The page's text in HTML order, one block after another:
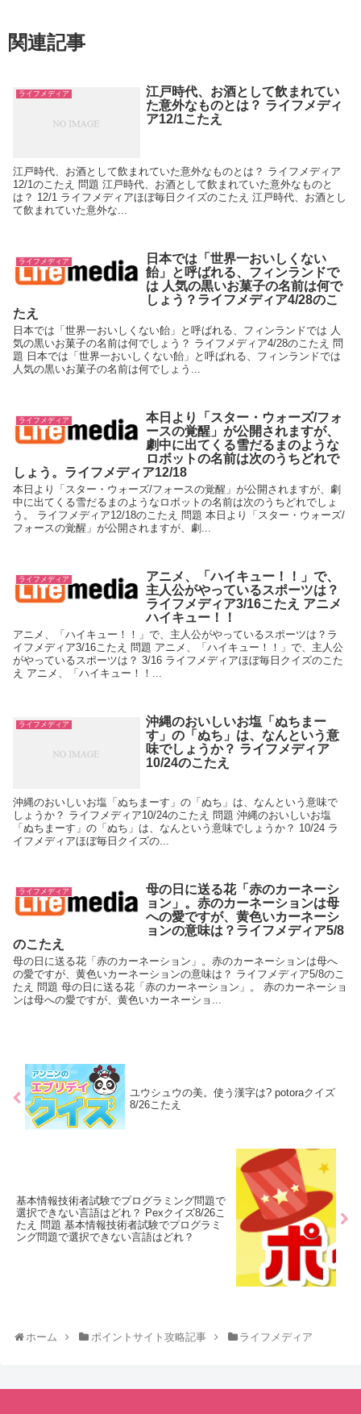
関連記事
ライフメディア
江戸時代、お酒として飲まれてい
た意外なものとは？ ライフメディ
ア12/1こたえ
江戸時代、お酒として飲まれていた意外なものとは？ ライフメディア
12/1のこたえ 問題 江戸時代、お酒として飲まれていた意外なものと
は？ 12/1 ライフメディアほぼ毎日クイズのこたえ 江戸時代、お酒とし
て飲まれていた意外な...
ライフメディア
日本では「世界一おいしくない
飴」と呼ばれる、フィンランドで
は 人気の黒いお菓子の名前は何で
しょう？ライフメディア4/28のこ
たえ
日本では「世界一おいしくない飴」と呼ばれる、フィンランドでは 人
気の黒いお菓子の名前は何でしょう？ ライフメディア4/28のこたえ 問
題 日本では「世界一おいしくない飴」と呼ばれる、フィンランドでは
人気の黒いお菓子の名前は何でしょう...
ライフメディア
本日より「スター・ウォーズ/フォ
ースの覚醒」が公開されますが、
劇中に出てくる雪だるまのような
ロボットの名前は次のうちどれで
しょう。ライフメディア12/18
本日より「スター・ウォーズ/フォースの覚醒」が公開されますが、劇
中に出てくる雪だるまのようなロボットの名前は次のうちどれでしょ
う。 ライフメディア12/18のこたえ 問題 本日より「スター・ウォーズ/
フォースの覚醒」が公開されますが、劇...
ライフメディア
アニメ、「ハイキュー！！」で、
主人公がやっているスポーツは？
ライフメディア3/16こたえ アニメ
ハイキュー！！
アニメ、「ハイキュー！！」で、主人公がやっているスポーツは？ラ
イフメディア3/16こたえ 問題 アニメ、「ハイキュー！！」で、主人公
がやっているスポーツは？ 3/16 ライフメディアほぼ毎日クイズのこた
え アニメ、「ハイキュー！！...
ライフメディア
沖縄のおいしいお塩「ぬちまー
す」の「ぬち」は、なんという意
味でしょうか？ ライフメディア
10/24のこたえ
沖縄のおいしいお塩「ぬちまーす」の「ぬち」は、なんという意味で
しょうか？ ライフメディア10/24のこたえ 問題 沖縄のおいしいお塩
「ぬちまーす」の「ぬち」は、なんという意味でしょうか？ 10/24 ラ
イフメディアほぼ毎日クイズの...
ライフメディア
母の日に送る花「赤のカーネーシ
ョン」。赤のカーネーションは母
への愛ですが、黄色いカーネーシ
ョンの意味は？ライフメディア5/8
のこたえ
母の日に送る花「赤のカーネーション」。赤のカーネーションは母へ
の愛ですが、黄色いカーネーションの意味は？ ライフメディア5/8のこ
たえ 問題 母の日に送る花「赤のカーネーション」。 赤のカーネーショ
ンは母への愛ですが、黄色いカーネーショ...
ユウシュウの美。使う漢字は? potoraクイズ
8/26こたえ
基本情報技術者試験でプログラミング問題で
選択できない言語はどれ？ Pexクイズ8/26こ
たえ 問題 基本情報技術者試験でプログラミ
ング問題で選択できない言語はどれ？
ホーム ポイントサイト攻略記事 ライフメディア